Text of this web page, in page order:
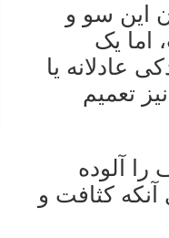
این سو و
اما یک
عادلانه یا
تعمیم
را آلوده
آنکه کثافت و